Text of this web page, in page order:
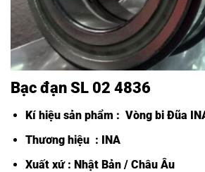
Bạc đạn SL 02 4836
Kí hiệu sản phẩm : Vòng bi Đũa
Thương hiệu : INA
Xuất xứ : Nhật Bản / Châu Âu